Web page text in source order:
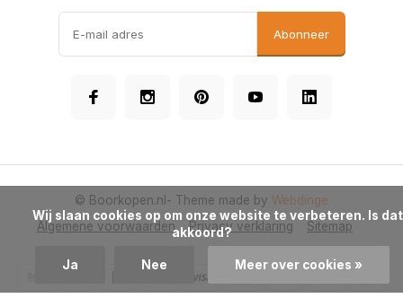
Abonneer
Algemene voorwaarden Privacy verklaring Sitemap
© Boorkopen.nl - Theme made by Webdinge
akkoord?
Ja Nee Meer over cookies »